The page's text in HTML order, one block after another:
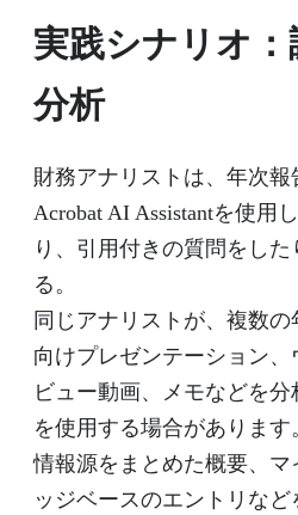
実践シナリオ
分析
財務アナリストは、年次報
Acrobat AI Assistantを使用
り、引用付きの質問をした
る。
同じアナリストが、複数
向けプレゼンテーション、
ビュー動画、メモなどを分
を使用する場合があります
情報源をまとめた概要、マ
ッジベースのエントリな